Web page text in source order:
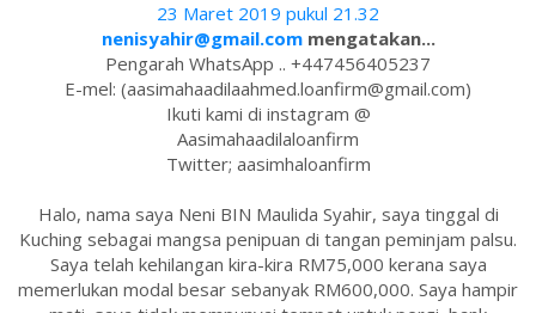
23 Maret 2019 pukul 21.32
nenisyahir@gmail.commengatakan...
Pengarah WhatsApp .. +447456405237
E-mel: (aasimahaadilaahmed.loanfirm@gmail.com)
Ikuti kami di instagram @
Aasimahaadilaloanfirm
Twitter; aasimhaloanfirm
Halo, nama saya Neni BIN Maulida Syahir, saya tinggal di
Kuching sebagai mangsa penipuan di tangan peminjam palsu.
Saya telah kehilangan kira-kira RM75,000 kerana saya
memerlukan modal besar sebanyak RM600,000. Saya hampir